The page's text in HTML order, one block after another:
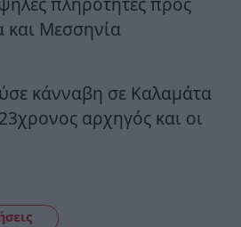
και Μεσσηνία
κάνναβη σε Καλαμάτα
αρχηγός και οι